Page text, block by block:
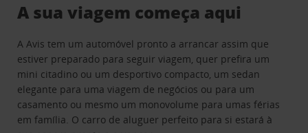
A sua viagem começa aqui
A Avis tem um automóvel pronto a arrancar assim que
estiver preparado para seguir viagem, quer prefira um
mini citadino ou um desportivo compacto, um sedan
elegante para uma viagem de negócios ou para um
casamento ou mesmo um monovolume para umas férias
em família. O carro de aluguer perfeito para si estará à